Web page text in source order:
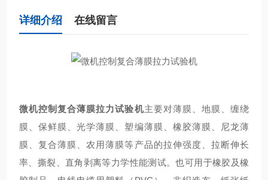
详细介绍 在线留言
微机控制复合薄膜拉力试验机主要对薄膜、地膜、缠绕
膜、保鲜膜、光学薄膜、塑编薄膜、橡胶薄膜、尼龙薄
膜、复合薄膜、农用薄膜等产品的拉伸强度、拉断伸长
率、撕裂、直角剥离等力学性能测试。也可用于橡胶及橡